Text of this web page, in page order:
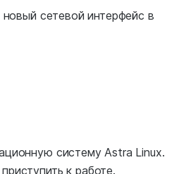
сетевой интерфейс в
систему Astra Linux.
к работе.